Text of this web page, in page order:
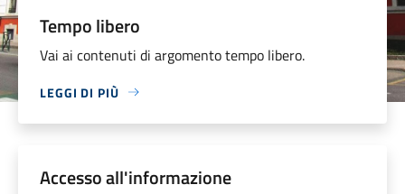
Tempo libero
Vai ai contenuti di argomento tempo libero.
LEGGI DI PIÙ
Accesso all'informazione